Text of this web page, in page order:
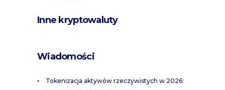
Inne kryptowaluty
Wiadomości
Tokenizacja aktywów rzeczywistych w 2026: